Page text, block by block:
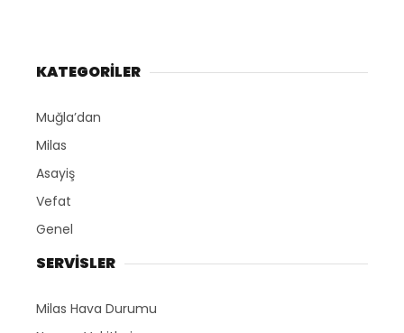
KATEGORİLER
Muğla’dan
Milas
Asayiş
Vefat
Genel
SERVİSLER
Milas Hava Durumu